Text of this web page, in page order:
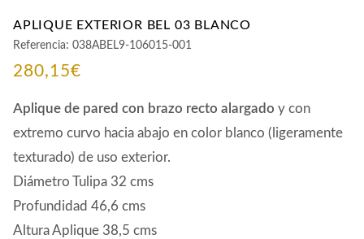
APLIQUE EXTERIOR BEL 03 BLANCO
Referencia: 038ABEL9-106015-001
280,15€
Aplique de pared con brazo recto alargado y con
extremo curvo hacia abajo en color blanco (ligeramente
texturado) de uso exterior.
Diámetro Tulipa 32 cms
Profundidad 46,6 cms
Altura Aplique 38,5 cms